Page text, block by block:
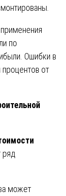
по
Ошибки в
процентов от
ряд
может